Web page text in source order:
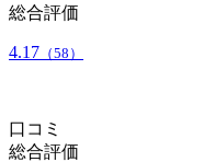
総合評価
4.17 （58）
口コミ
総合評価